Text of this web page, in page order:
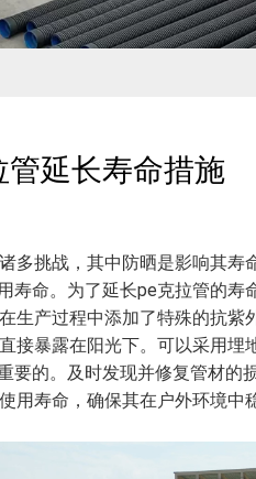
管延长寿命措施​
多挑战，其中防晒是影响其
寿命。为了延长pe克拉管的
生产过程中添加了特殊的抗
接暴露在阳光下。可以采用
要的。及时发现并修复管材的
用寿命，确保其在户外环境中